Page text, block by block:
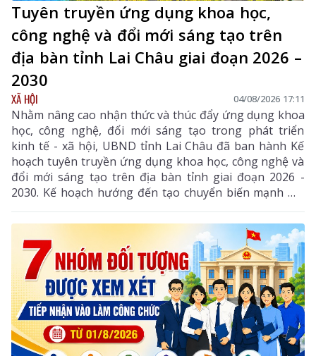
Tuyên truyền ứng dụng khoa học,
công nghệ và đổi mới sáng tạo trên
địa bàn tỉnh Lai Châu giai đoạn 2026 –
2030
XÃ HỘI 04/08/2026 17:11
Nhằm nâng cao nhận thức và thúc đẩy ứng dụng khoa
học, công nghệ, đổi mới sáng tạo trong phát triển
kinh tế - xã hội, UBND tỉnh Lai Châu đã ban hành Kế
hoạch tuyên truyền ứng dụng khoa học, công nghệ và
đổi mới sáng tạo trên địa bàn tỉnh giai đoạn 2026 -
2030. Kế hoạch hướng đến tạo chuyển biến mạnh mẽ
từ nhận thức đến hành động, phát huy vai trò của
khoa học, công nghệ, đổi mới sáng tạo và chuyển đổi
số, góp phần thực hiện hiệu quả các mục tiêu phát
triển của tỉnh trong giai đoạn mới.